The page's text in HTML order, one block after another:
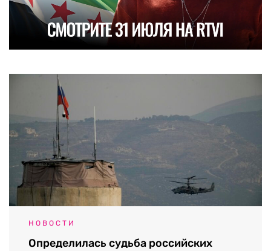
НОВОСТИ
Определилась судьба российских